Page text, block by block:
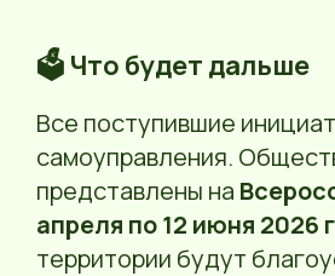
🗳️ Что будет дальше
Все поступившие
самоуправления.
представлены на
апреля по 12 июня 2026
территории будут